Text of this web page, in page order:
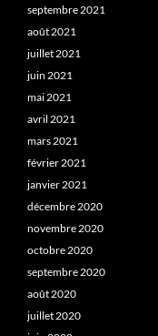
septembre 2021
août 2021
juillet 2021
juin 2021
mai 2021
avril 2021
mars 2021
février 2021
janvier 2021
décembre 2020
novembre 2020
octobre 2020
septembre 2020
août 2020
juillet 2020